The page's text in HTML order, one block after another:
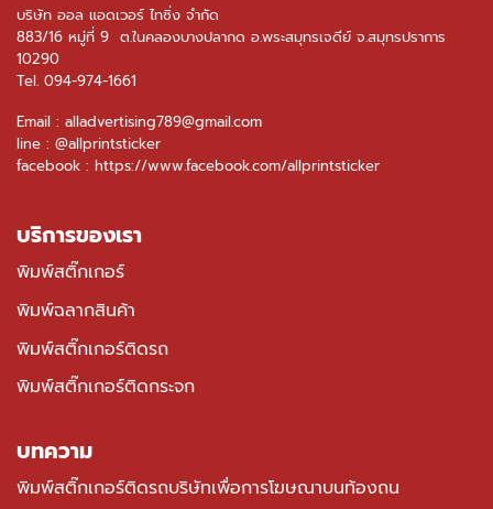
บริษัท ออล แอดเวอร์ ไทซิ่ง จำกัด
883/16 หมู่ที่ 9 ต.ในคลองบางปลากด อ.พระสมุทรเจดีย์ จ.สมุทรปราการ
10290
Tel. 094-974-1661
Email : alladvertising789@gmail.com
line : @allprintsticker
facebook : https://www.facebook.com/allprintsticker
บริการของเรา
พิมพ์สติ๊กเกอร์
พิมพ์ฉลากสินค้า
พิมพ์สติ๊กเกอร์ติดรถ
พิมพ์สติ๊กเกอร์ติดกระจก
บทความ
พิมพ์สติ๊กเกอร์ติดรถบริษัทเพื่อการโฆษณาบนท้องถน